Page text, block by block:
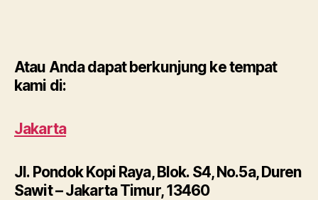
Atau Anda dapat berkunjung ke tempat
kami di:
Jakarta
Jl. Pondok Kopi Raya, Blok. S4, No.5a, Duren
Sawit – Jakarta Timur, 13460